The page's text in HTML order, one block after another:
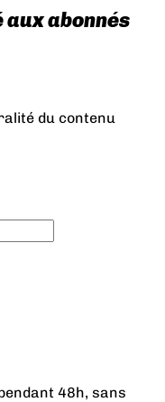
aux abonnés
du contenu
48h, sans